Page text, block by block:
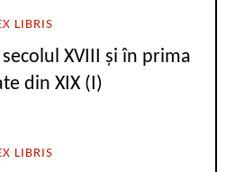
LIBRIS
XVIII și în prima
din XIX (I)
LIBRIS